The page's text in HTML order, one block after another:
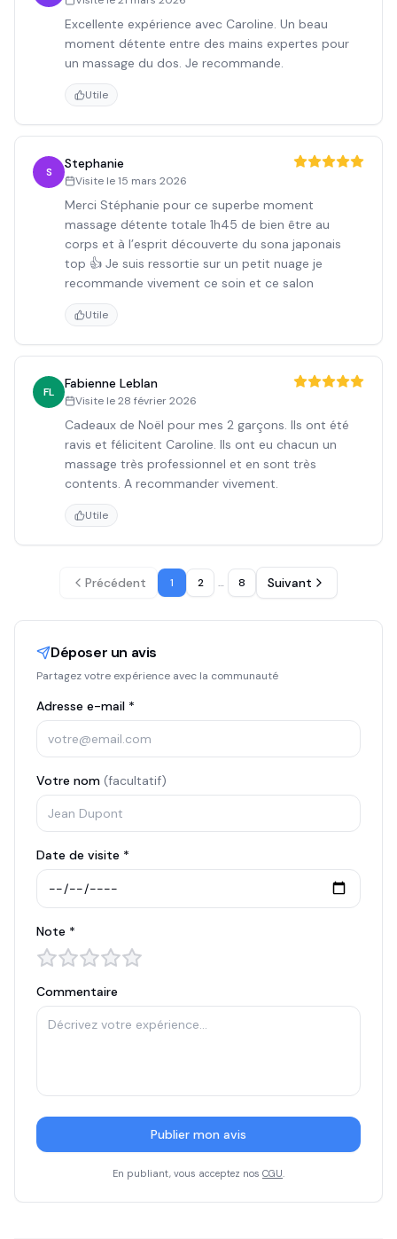
Excellente expérience avec Caroline. Un beau
moment détente entre des mains expertes pour
un massage du dos. Je recommande.
Utile
S
Stephanie
Visite le15 mars 2026
Merci Stéphanie pour ce superbe moment
massage détente totale 1h45 de bien être au
corps et à l’esprit découverte du sona japonais
top 👍 Je suis ressortie sur un petit nuage je
recommande vivement ce soin et ce salon
Utile
FL
Fabienne Leblan
Visite le28 février 2026
Cadeaux de Noël pour mes 2 garçons. Ils ont été
ravis et félicitent Caroline. Ils ont eu chacun un
massage très professionnel et en sont très
contents. A recommander vivement.
Utile
Précédent 1 2 … 8 Suivant
Déposer un avis
Partagez votre expérience avec la communauté
Adresse e-mail *
Votre nom (facultatif)
Date de visite *
Note *
Commentaire
Publier mon avis
En publiant, vous acceptez nos CGU.